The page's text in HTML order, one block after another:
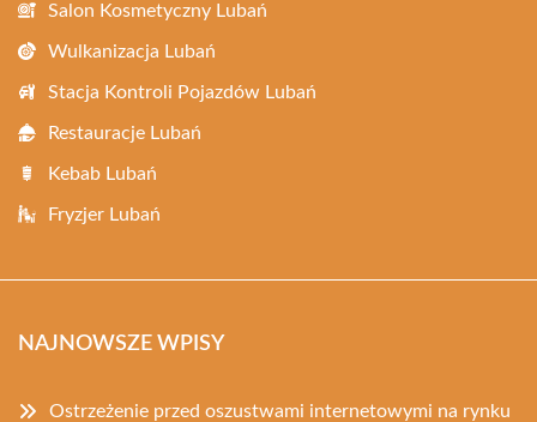
Salon Kosmetyczny Lubań
Wulkanizacja Lubań
Stacja Kontroli Pojazdów Lubań
Restauracje Lubań
Kebab Lubań
Fryzjer Lubań
NAJNOWSZE WPISY
Ostrzeżenie przed oszustwami internetowymi na rynku